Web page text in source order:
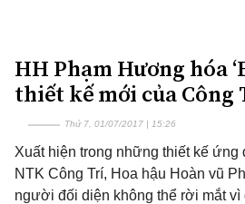
HH Phạm Hương hóa
thiết kế mới của Công
Thứ 7, 01/07/2017 | 15:26
Xuất hiện trong những thiết kế ứng
NTK Công Trí, Hoa hậu Hoàn vũ
người đối diện không thể rời mắt vì